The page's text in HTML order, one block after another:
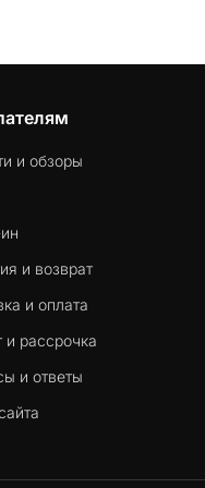
и обзоры
и возврат
и оплата
и рассрочка
и ответы